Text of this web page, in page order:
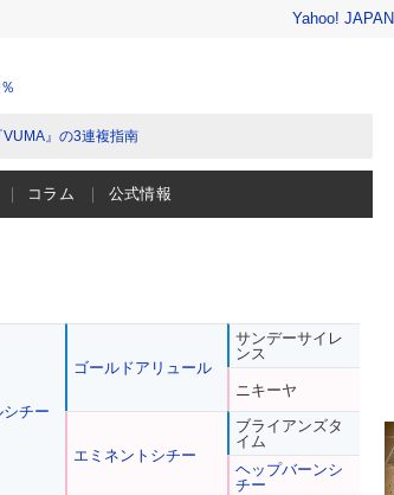
Yahoo! JAPAN
VUMA』の3連複指南
コラム 公式情報
チー
ゴールドアリュール
エミネントシチー
サンデーサイレ
ンス
ニキーヤ
ブライアンズタ
イム
ヘップバーンシ
チー